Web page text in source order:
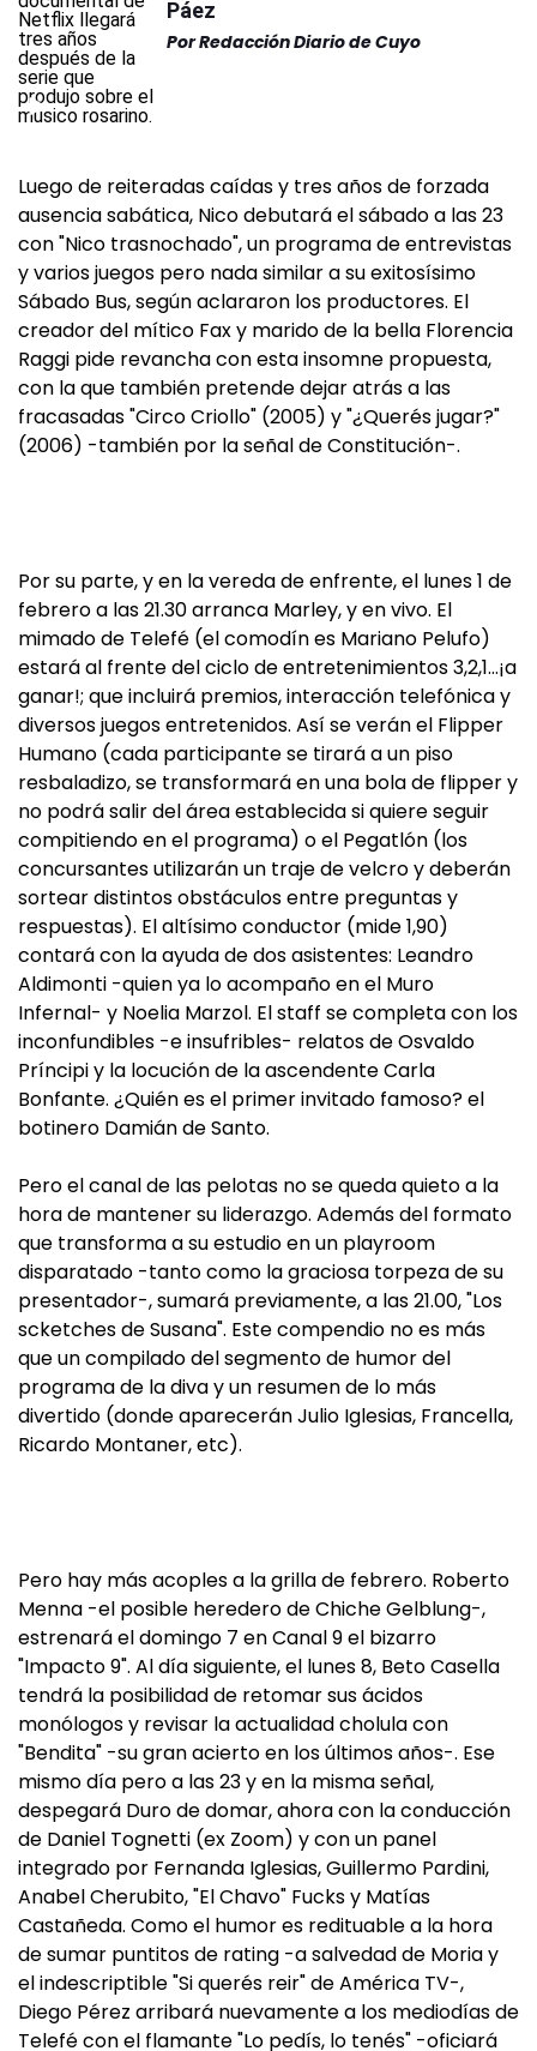
Páez
PorRedacción Diario de Cuyo
Luego de reiteradas caídas y tres años de forzada
ausencia sabática, Nico debutará el sábado a las 23
con "Nico trasnochado", un programa de entrevistas
y varios juegos pero nada similar a su exitosísimo
Sábado Bus, según aclararon los productores. El
creador del mítico Fax y marido de la bella Florencia
Raggi pide revancha con esta insomne propuesta,
con la que también pretende dejar atrás a las
fracasadas "Circo Criollo" (2005) y "¿Querés jugar?"
(2006) -también por la señal de Constitución-.
Por su parte, y en la vereda de enfrente, el lunes 1 de
febrero a las 21.30 arranca Marley, y en vivo. El
mimado de Telefé (el comodín es Mariano Pelufo)
estará al frente del ciclo de entretenimientos 3,2,1…¡a
ganar!; que incluirá premios, interacción telefónica y
diversos juegos entretenidos. Así se verán el Flipper
Humano (cada participante se tirará a un piso
resbaladizo, se transformará en una bola de flipper y
no podrá salir del área establecida si quiere seguir
compitiendo en el programa) o el Pegatlón (los
concursantes utilizarán un traje de velcro y deberán
sortear distintos obstáculos entre preguntas y
respuestas). El altísimo conductor (mide 1,90)
contará con la ayuda de dos asistentes: Leandro
Aldimonti -quien ya lo acompaño en el Muro
Infernal- y Noelia Marzol. El staff se completa con los
inconfundibles -e insufribles- relatos de Osvaldo
Príncipi y la locución de la ascendente Carla
Bonfante. ¿Quién es el primer invitado famoso? el
botinero Damián de Santo.
Pero el canal de las pelotas no se queda quieto a la
hora de mantener su liderazgo. Además del formato
que transforma a su estudio en un playroom
disparatado -tanto como la graciosa torpeza de su
presentador-, sumará previamente, a las 21.00, "Los
scketches de Susana". Este compendio no es más
que un compilado del segmento de humor del
programa de la diva y un resumen de lo más
divertido (donde aparecerán Julio Iglesias, Francella,
Ricardo Montaner, etc).
Pero hay más acoples a la grilla de febrero. Roberto
Menna -el posible heredero de Chiche Gelblung-,
estrenará el domingo 7 en Canal 9 el bizarro
"Impacto 9". Al día siguiente, el lunes 8, Beto Casella
tendrá la posibilidad de retomar sus ácidos
monólogos y revisar la actualidad cholula con
"Bendita" -su gran acierto en los últimos años-. Ese
mismo día pero a las 23 y en la misma señal,
despegará Duro de domar, ahora con la conducción
de Daniel Tognetti (ex Zoom) y con un panel
integrado por Fernanda Iglesias, Guillermo Pardini,
Anabel Cherubito, "El Chavo" Fucks y Matías
Castañeda. Como el humor es redituable a la hora
de sumar puntitos de rating -a salvedad de Moria y
el indescriptible "Si querés reir" de América TV-,
Diego Pérez arribará nuevamente a los mediodías de
Telefé con el flamante "Lo pedís, lo tenés" -oficiará